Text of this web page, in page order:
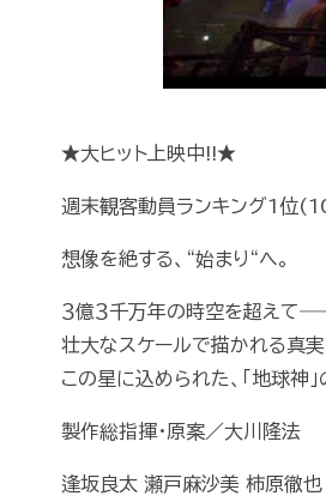
★大ヒット上映中!!★
週末観客動員ランキング1位
想像を絶する、“始まり“へ。
３億３千万年の時空を超えて
壮大なスケールで描かれる真実
この星に込められた、「地球神」
製作総指揮・原案／大川隆法
逢坂良太 瀬戸麻沙美 柿原徹